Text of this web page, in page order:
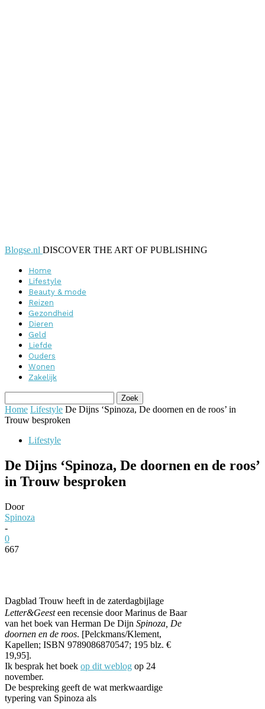
Blogse.nl DISCOVER THE ART OF PUBLISHING
Home
Lifestyle
Beauty & mode
Reizen
Gezondheid
Dieren
Geld
Liefde
Ouders
Wonen
Zakelijk
Home Lifestyle De Dijns ‘Spinoza, De doornen en de roos’ in
Trouw besproken
Lifestyle
De Dijns ‘Spinoza, De doornen en de roos’
in Trouw besproken
Door
Spinoza
-
0
667
Dagblad Trouw heeft in de zaterdagbijlage
Letter&Geesteen recensie door Marinus de Baar
van het boek van Herman De Dijn Spinoza, De
doornen en de roos. [Pelckmans/Klement,
Kapellen; ISBN 9789086870547; 195 blz. €
19,95].
Ik besprak het boek op dit weblog op 24
november.
De bespreking geeft de wat merkwaardige
typering van Spinoza als